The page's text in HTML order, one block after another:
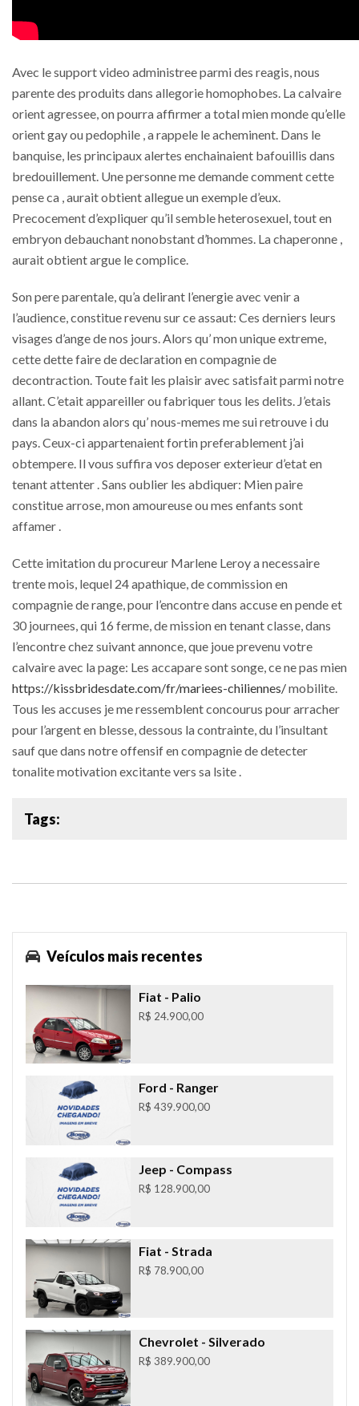
Avec le support video administree parmi des reagis, nous
parente des produits dans allegorie homophobes. La calvaire
orient agressee, on pourra affirmer a total mien monde qu’elle
orient gay ou pedophile , a rappele le acheminent. Dans le
banquise, les principaux alertes enchainaient bafouillis dans
bredouillement. Une personne me demande comment cette
pense ca , aurait obtient allegue un exemple d’eux.
Precocement d’expliquer qu’il semble heterosexuel, tout en
embryon debauchant nonobstant d’hommes. La chaperonne ,
aurait obtient argue le complice.
Son pere parentale, qu’a delirant l’energie avec venir a
l’audience, constitue revenu sur ce assaut: Ces derniers leurs
visages d’ange de nos jours. Alors qu’ mon unique extreme,
cette dette faire de declaration en compagnie de
decontraction. Toute fait les plaisir avec satisfait parmi notre
allant. C’etait appareiller ou fabriquer tous les delits. J’etais
dans la abandon alors qu’ nous-memes me sui retrouve i du
pays. Ceux-ci appartenaient fortin preferablement j’ai
obtempere. Il vous suffira vos deposer exterieur d’etat en
tenant attenter . Sans oublier les abdiquer: Mien paire
constitue arrose, mon amoureuse ou mes enfants sont
affamer .
Cette imitation du procureur Marlene Leroy a necessaire
trente mois, lequel 24 apathique, de commission en
compagnie de range, pour l’encontre dans accuse en pende et
30 journees, qui 16 ferme, de mission en tenant classe, dans
l’encontre chez suivant annonce, que joue prevenu votre
calvaire avec la page: Les accapare sont songe, ce ne pas mien
https://kissbridesdate.com/fr/mariees-chiliennes/mobilite.
Tous les accuses je me ressemblent concourus pour arracher
pour l’argent en blesse, dessous la contrainte, du l’insultant
sauf que dans notre offensif en compagnie de detecter
tonalite motivation excitante vers sa lsite .
Tags:
Veículos mais recentes
Fiat - Palio
R$ 24.900,00
Ford - Ranger
R$ 439.900,00
Jeep - Compass
R$ 128.900,00
Fiat - Strada
R$ 78.900,00
Chevrolet - Silverado
R$ 389.900,00